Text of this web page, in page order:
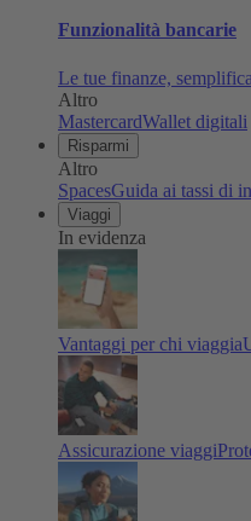
Funzionalità bancarie
Le tue finanze,
Altro
MastercardWallet digitali
Risparmi
Altro
SpacesGuida ai tassi di
Viaggi
In evidenza
Vantaggi per chi viaggia
Assicurazione viaggi